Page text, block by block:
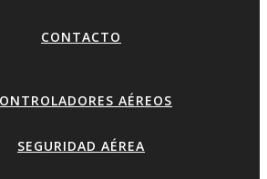
CONTACTO
AÉREOS
SEGURIDAD AÉREA